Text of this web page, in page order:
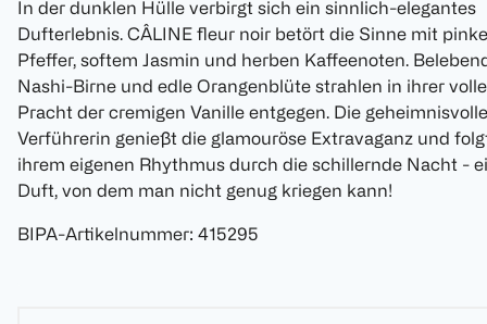
In der dunklen Hülle verbirgt sich ein sinnlich-elegantes
Dufterlebnis. CÂLINE fleur noir betört die Sinne mit
Pfeffer, softem Jasmin und herben Kaffeenoten.
Nashi-Birne und edle Orangenblüte strahlen in ihrer
Pracht der cremigen Vanille entgegen. Die geheimnisvolle
Verführerin genießt die glamouröse Extravaganz und
ihrem eigenen Rhythmus durch die schillernde Nacht -
Duft, von dem man nicht genug kriegen kann!
BIPA-Artikelnummer: 415295